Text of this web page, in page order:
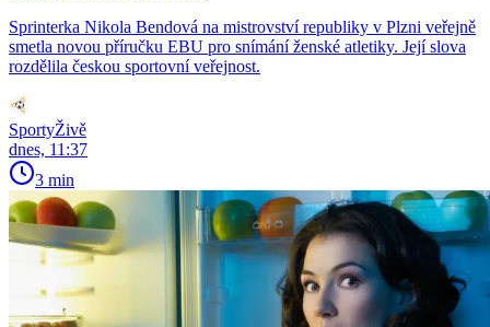
Sprinterka Nikola Bendová na mistrovství republiky v Plzni veřejně
smetla novou příručku EBU pro snímání ženské atletiky. Její slova
rozdělila českou sportovní veřejnost.
SportyŽivě
dnes, 11:37
3 min